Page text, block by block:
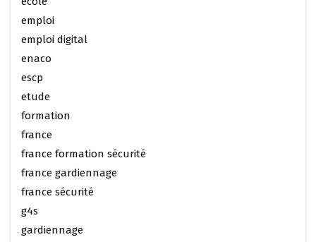
emploi
emploi digital
enaco
escp
etude
formation
france
france formation sécurité
france gardiennage
france sécurité
g4s
gardiennage